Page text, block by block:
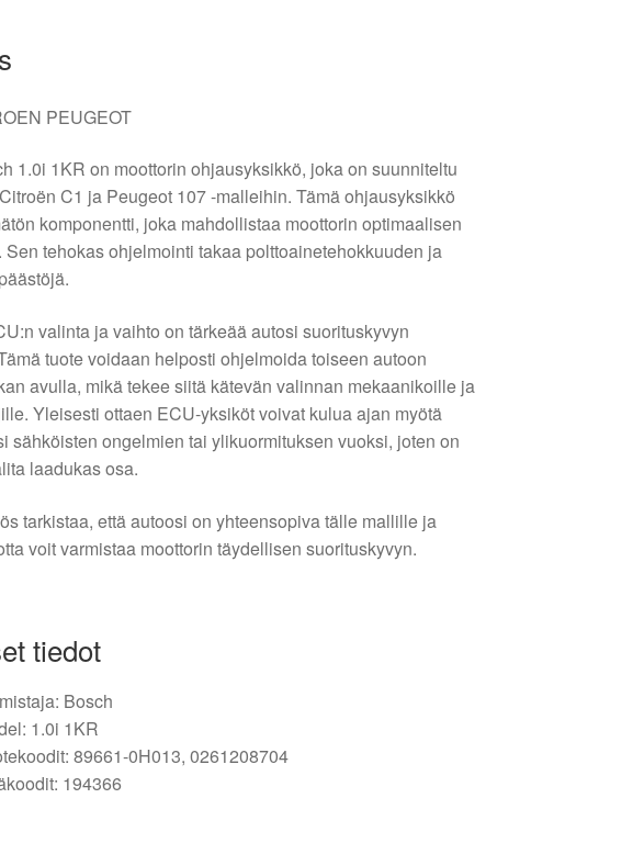
PEUGEOT
1.0i 1KR on moottorin ohjausyksikkö, joka on suunniteltu
C1 ja Peugeot 107 -malleihin. Tämä ohjausyksikkö
komponentti, joka mahdollistaa moottorin optimaalisen
Sen tehokas ohjelmointi takaa polttoainetehokkuuden ja
valinta ja vaihto on tärkeää autosi suorituskyvyn
tuote voidaan helposti ohjelmoida toiseen autoon
avulla, mikä tekee siitä kätevän valinnan mekaanikoille ja
Yleisesti ottaen ECU-yksiköt voivat kulua ajan myötä
sähköisten ongelmien tai ylikuormituksen vuoksi, joten on
laadukas osa.
tarkistaa, että autoosi on yhteensopiva tälle mallille ja
voit varmistaa moottorin täydellisen suorituskyvyn.
tiedot
Bosch
1.0i 1KR
89661-0H013, 0261208704
194366